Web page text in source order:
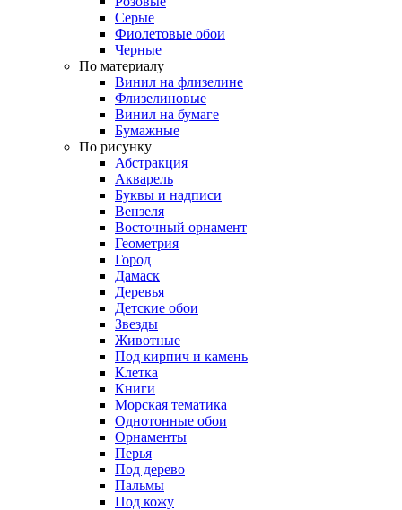
Серые
Фиолетовые обои
Черные
По материалу
Винил на флизелине
Флизелиновые
Винил на бумаге
Бумажные
По рисунку
Абстракция
Акварель
Буквы и надписи
Вензеля
Восточный орнамент
Геометрия
Город
Дамаск
Деревья
Детские обои
Звезды
Животные
Под кирпич и камень
Клетка
Книги
Морская тематика
Однотонные обои
Орнаменты
Перья
Под дерево
Пальмы
Под кожу